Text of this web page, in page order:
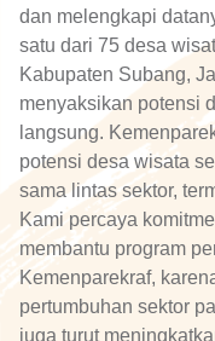
dan melengkapi
satu dari 75 desa
Kabupaten Subang,
menyaksikan potensi
langsung.
potensi desa wisata
sama lintas sektor,
Kami percaya
membantu program
Kemenparekraf,
pertumbuhan sektor
juga turut